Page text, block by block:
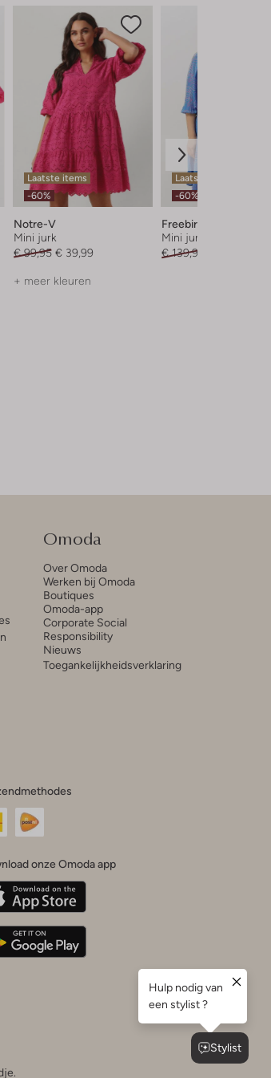
Laatste items
-60%
Notre-V
Mini jurk
€ 99,95 € 39,99
+ meer kleuren
Laatste item
-60%
Freebird
Mini jurk
€ 139,95
Omoda
Over Omoda
Werken bij Omoda
Boutiques
Omoda-app
Corporate Social
Responsibility
Nieuws
Toegankelijkheidsverklaring
onze Omoda app